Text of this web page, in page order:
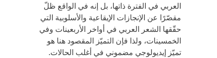
العربي في الفترة ذاتها، بل إنه في الواقع ظلّ
مقصّرًا عن الإنجازات الإيقاعية والأسلوبية التي
حقّقها الشعر العربي في أواخر الأربعينات وفي
الخمسينات، ولذا فإن التميّز المقصود هنا هو
تميّز إيديولوجي مضموني في أغلب الحالات.